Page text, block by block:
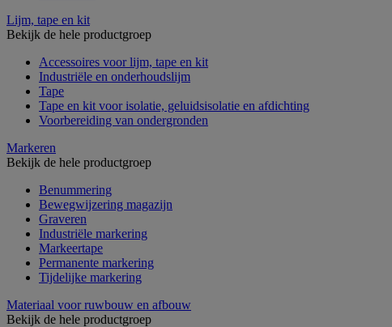
Lijm, tape en kit
Bekijk de hele productgroep
Accessoires voor lijm, tape en kit
Industriële en onderhoudslijm
Tape
Tape en kit voor isolatie, geluidsisolatie en afdichting
Voorbereiding van ondergronden
Markeren
Bekijk de hele productgroep
Benummering
Bewegwijzering magazijn
Graveren
Industriële markering
Markeertape
Permanente markering
Tijdelijke markering
Materiaal voor ruwbouw en afbouw
Bekijk de hele productgroep